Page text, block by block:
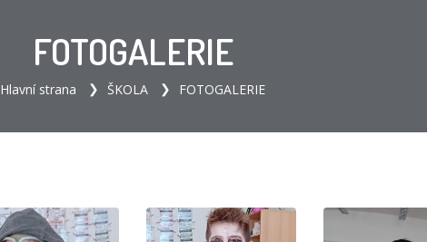
FOTOGALERIE
Hlavní strana ŠKOLA FOTOGALERIE